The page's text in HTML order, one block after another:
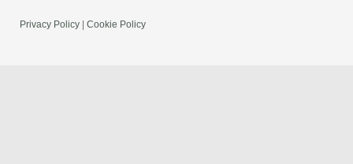
Privacy Policy Cookie Policy